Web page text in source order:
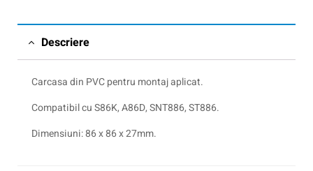
Descriere
Carcasa din PVC pentru montaj aplicat.
Compatibil cu S86K, A86D, SNT886, ST886.
Dimensiuni: 86 x 86 x 27mm.